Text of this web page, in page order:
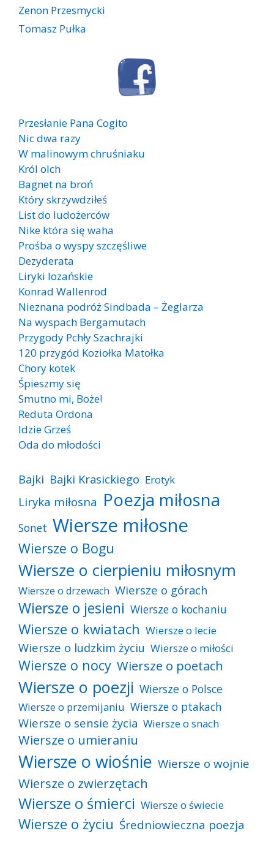
Zenon Przesmycki
Tomasz Pułka
Przesłanie Pana Cogito
Nic dwa razy
W malinowym chruśniaku
Król olch
Bagnet na broń
Który skrzywdziłeś
List do ludożerców
Nike która się waha
Prośba o wyspy szczęśliwe
Dezyderata
Liryki lozańskie
Konrad Wallenrod
Nieznana podróż Sindbada – Żeglarza
Na wyspach Bergamutach
Przygody Pchły Szachrajki
120 przygód Koziołka Matołka
Chory kotek
Śpieszmy się
Smutno mi, Boże!
Reduta Ordona
Idzie Grześ
Oda do młodości
Bajki Bajki Krasickiego Erotyk
Liryka miłosna Poezja miłosna
Sonet Wiersze miłosne
Wiersze o Bogu
Wiersze o cierpieniu miłosnym
Wiersze o drzewach Wiersze o górach
Wiersze o jesieni Wiersze o kochaniu
Wiersze o kwiatach Wiersze o lecie
Wiersze o ludzkim życiu Wiersze o miłości
Wiersze o nocy Wiersze o poetach
Wiersze o poezji Wiersze o Polsce
Wiersze o przemijaniu Wiersze o ptakach
Wiersze o sensie życia Wiersze o snach
Wiersze o umieraniu
Wiersze o wiośnie Wiersze o wojnie
Wiersze o zwierzętach
Wiersze o śmierci Wiersze o świecie
Wiersze o życiu Średniowieczna poezja